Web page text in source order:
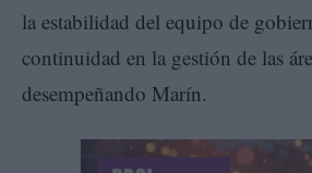
la estabilidad del equipo de
continuidad en la gestión de las
desempeñando Marín.